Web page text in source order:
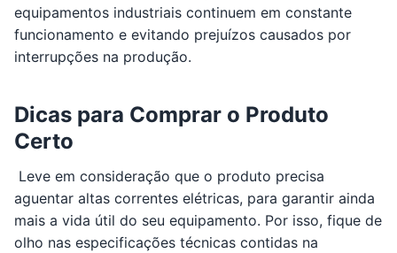
equipamentos industriais continuem em constante
funcionamento e evitando prejuízos causados por
interrupções na produção.
Dicas para Comprar o Produto
Certo
Leve em consideração que o produto precisa
aguentar altas correntes elétricas, para garantir ainda
mais a vida útil do seu equipamento. Por isso, fique de
olho nas especificações técnicas contidas na